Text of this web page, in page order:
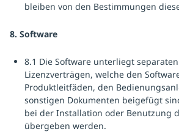
bleiben von den Bestimmungen
8. Software
8.1 Die Software unterliegt
Lizenzverträgen, welche den
Produktleitfäden, den
sonstigen Dokumenten beigefügt
bei der Installation oder Benutzung
übergeben werden.